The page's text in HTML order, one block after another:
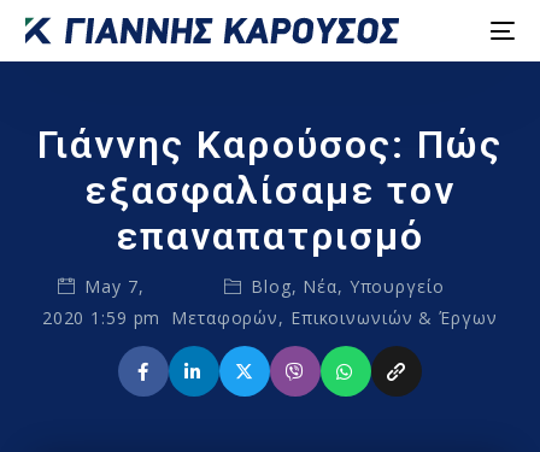
Γιάννης Καρούσος: Πώς
εξασφαλίσαμε τον
επαναπατρισμό
May 7,
2020 1:59 pm
Blog, Νέα, Υπουργείο
Μεταφορών, Επικοινωνιών & Έργων